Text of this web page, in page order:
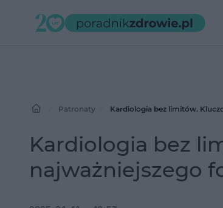
Patronaty Kardiologia bez limitów.
Kardiologia bez
najważniejszego